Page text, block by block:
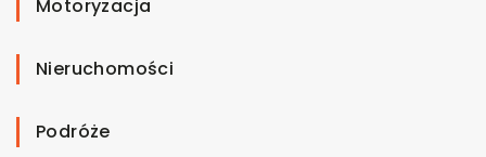
Motoryzacja
Nieruchomości
Podróże